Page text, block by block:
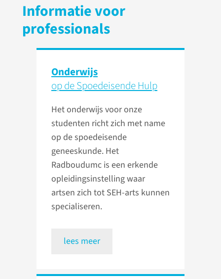
Informatie voor
professionals
Onderwijs
op de Spoedeisende Hulp
Het onderwijs voor onze
studenten richt zich met name
op de spoedeisende
geneeskunde. Het
Radboudumc is een erkende
opleidingsinstelling waar
artsen zich tot SEH-arts kunnen
specialiseren.
lees meer